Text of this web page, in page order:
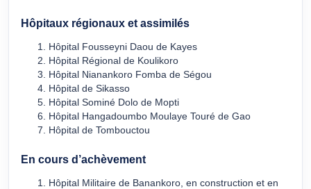
Hôpitaux régionaux et assimilés
Hôpital Fousseyni Daou de Kayes
Hôpital Régional de Koulikoro
Hôpital Nianankoro Fomba de Ségou
Hôpital de Sikasso
Hôpital Sominé Dolo de Mopti
Hôpital Hangadoumbo Moulaye Touré de Gao
Hôpital de Tombouctou
En cours d’achèvement
Hôpital Militaire de Banankoro, en construction et en